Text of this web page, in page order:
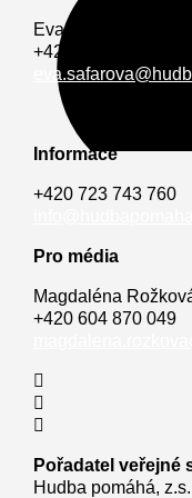
Eva Šafářova
+420 775 393 580
Informace
+420 723 743 760
Pro média
Magdaléna
+420 604 870 049
Pořadatel veřejné
Hudba pomáhá,